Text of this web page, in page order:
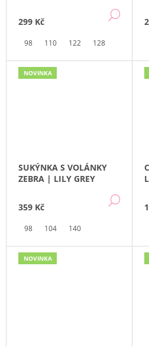
299 Kč
98 110 122 128
NOVINKA
SUKÝNKA S VOLÁNKY
ZEBRA | LILY GREY
359 Kč
98 104 140
NOVINKA